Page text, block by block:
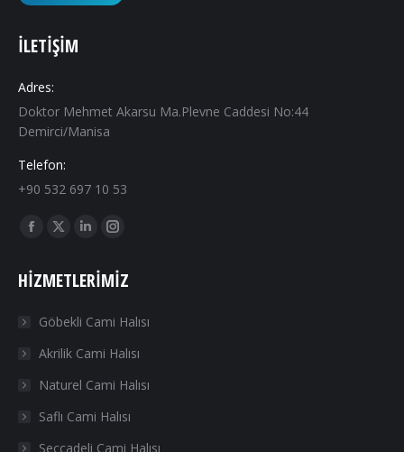
İLETIŞIM
Adres:
Doktor Mehmet Akarsu Ma.Plevne Caddesi No:44
Demirci/Manisa
Telefon:
+90 532 697 10 53
Find us on:
Facebook
opens
new
window
X
opens
new
window
Linkedin
opens
new
window
Instagram
opens
new
window
HIZMETLERIMIZ
Göbekli Cami Halısı
Akrilik Cami Halısı
Naturel Cami Halısı
Saflı Cami Halısı
Seccadeli Cami Halısı